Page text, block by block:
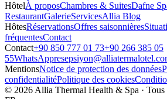
HôtelÀ proposChambres & SuitesDafne
RestaurantGalerieServicesAllia Blog
HôtesRéservationsOffres saisonnières
fréquentesContact
Contact+90 850 777 01 73+90 266 385 05
55WhatsApp
MentionsNotice de protection des données
confidentialitéPolitique des cookies
© 2026 Allia Thermal Health & Spa · Tous